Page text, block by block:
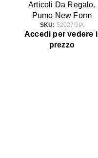
Articoli Da Regalo,
Pumo New Form
SKU: 52027GIA
Accedi per vedere il
prezzo